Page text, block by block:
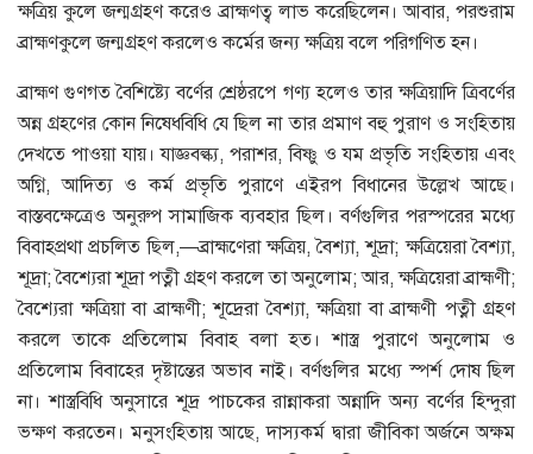
ক্ষত্রিয় কুলে জন্মগ্রহণ করেও ব্রাহ্মণত্ব লাভ করেছিলেন। আবার, পরশুরাম
ব্রাহ্মণকুলে জন্মগ্রহণ করলেও কর্মের জন্য ক্ষত্রিয় বলে পরিগণিত হন।
ব্রাহ্মণ গুণগত বৈশিষ্ট্যে বর্ণের শ্রেষ্ঠরপে গণ্য হলেও তার ক্ষত্রিয়াদি ত্রিবর্ণের
অন্ন গ্রহণের কোন নিষেধবিধি যে ছিল না তার প্রমাণ বহু পুরাণ ও সংহিতায়
দেখতে পাওয়া যায়। যাজ্ঞবল্ক্য, পরাশর, বিষ্ণু ও যম প্রভৃতি সংহিতায় এবং
অগ্নি, আদিত্য ও কর্ম প্রভৃতি পুরাণে এইরপ বিধানের উল্লেখ আছে।
বাস্তবক্ষেত্রেও অনুরুপ সামাজিক ব্যবহার ছিল। বর্ণগুলির পরস্পরের মধ্যে
বিবাহপ্রথা প্রচলিত ছিল,—ব্রাহ্মণেরা ক্ষত্রিয়, বৈশ্যা, শূদ্রা; ক্ষত্রিয়েরা বৈশ্যা,
শূদ্রা; বৈশ্যেরা শূদ্রা পত্নী গ্রহণ করলে তা অনুলােম; আর, ক্ষত্রিয়েরা ব্রাহ্মণী;
বৈশ্যেরা ক্ষত্রিয়া বা ব্রাহ্মণী; শূদ্রেরা বৈশ্যা, ক্ষত্রিয়া বা ব্রাহ্মণী পত্নী গ্রহণ
করলে তাকে প্রতিলােম বিবাহ বলা হত। শাস্ত্র পুরাণে অনুলােম ও
প্রতিলােম বিবাহের দৃষ্টান্তের অভাব নাই। বর্ণগুলির মধ্যে স্পর্শ দোষ ছিল
না। শাস্ত্রবিধি অনুসারে শূদ্র পাচকের রান্নাকরা অন্নাদি অন্য বর্ণের হিন্দুরা
ভক্ষণ করতেন। মনুসংহিতায় আছে, দাস্যকর্ম দ্বারা জীবিকা অর্জনে অক্ষম